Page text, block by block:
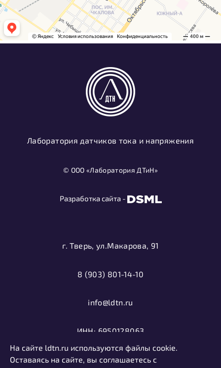
Лаборатория датчиков тока и напряжения
© ООО «Лаборатория ДТиН»
Разработка сайта -
г. Тверь, ул.Макарова, 91
8 (903) 801-14-10
info@ldtn.ru
ИНН: 6950128063
ОГРН: 1116952000406
На сайте ldtn.ru используются файлы cookie.
Оставаясь на сайте, вы соглашаетесь с